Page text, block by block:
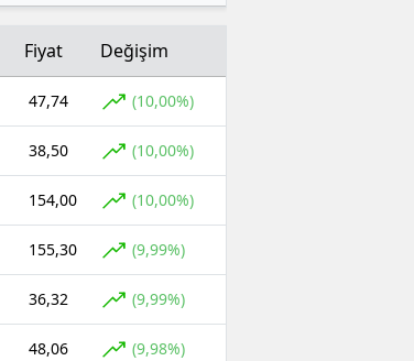
Fiyat Değişim
47,74 (10,00%)
38,50 (10,00%)
154,00 (10,00%)
155,30 (9,99%)
36,32 (9,99%)
48,06 (9,98%)